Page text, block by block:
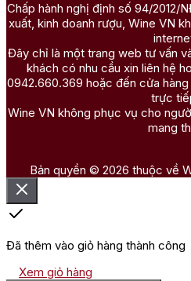
Chấp hành nghị định số 94/2012/
xuất, kinh doanh rượu, Wine VN
Đây chỉ là một trang web tư vấn
khách có nhu cầu xin liên hệ
0942.660.369 hoặc đến cửa
trực
Wine VN không phục vụ cho
mang
Bản quyền © 2026 thuộc về
Đã thêm vào giỏ hàng thành công
Xem giỏ hàng